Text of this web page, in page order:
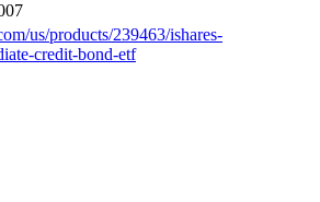
us/products/239463/ishares-
credit-bond-etf